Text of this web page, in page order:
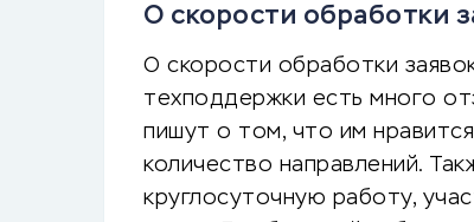
О скорости обработки
О скорости обработки
техподдержки есть много
пишут о том, что им
количество направлений.
круглосуточную работу,